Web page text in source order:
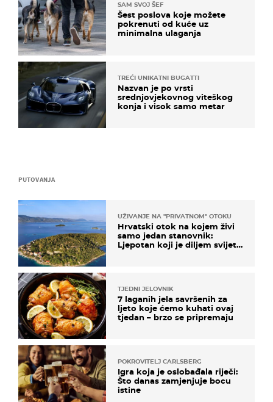
PUTOVANJA
UŽIVANJE NA "PRIVATNOM" OTOKU
Hrvatski otok na kojem živi
samo jedan stanovnik:
Ljepotan koji je diljem svijeta
TJEDNI JELOVNIK
7 laganih jela savršenih za
ljeto koje ćemo kuhati ovaj
tjedan – brzo se pripremaju
POKROVITELJ CARLSBERG
Igra koja je oslobađala riječi:
Što danas zamjenjuje bocu
istine
SAM SVOJ ŠEF
Šest poslova koje možete
pokrenuti od kuće uz
minimalna ulaganja
TREĆI UNIKATNI BUGATTI
Nazvan je po vrsti
srednjovjekovnog viteškog
konja i visok samo metar